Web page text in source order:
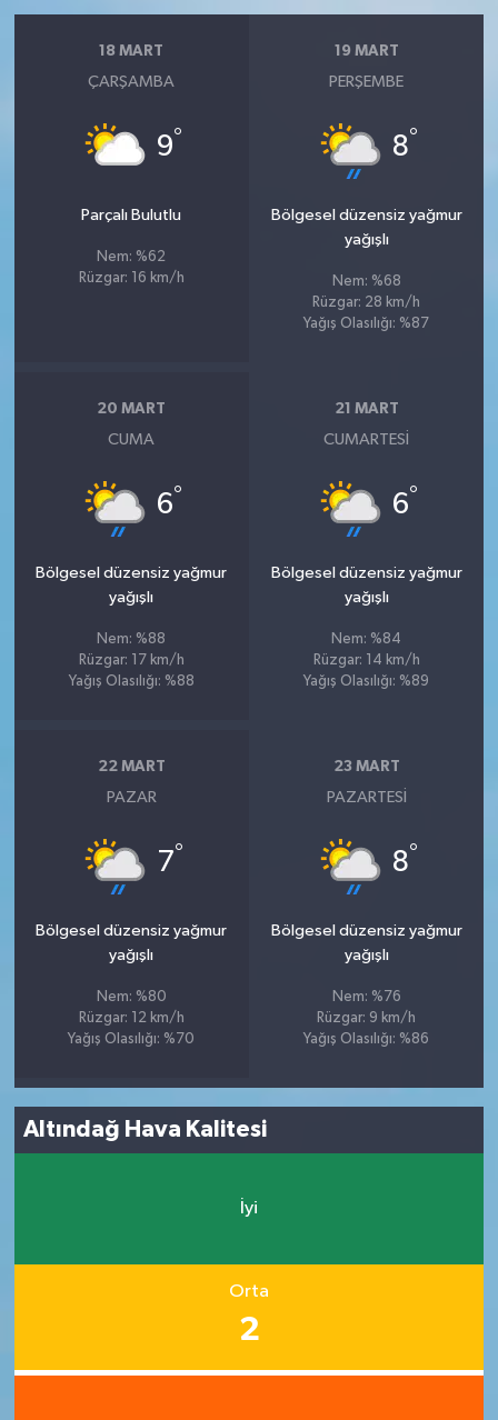
18 MART
ÇARŞAMBA
9°
Parçalı Bulutlu
Nem: %62
Rüzgar: 16 km/h
19 MART
PERŞEMBE
8°
Bölgesel düzensiz yağmur
yağışlı
Nem: %68
Rüzgar: 28 km/h
Yağış Olasılığı: %87
20 MART
CUMA
6°
Bölgesel düzensiz yağmur
yağışlı
Nem: %88
Rüzgar: 17 km/h
Yağış Olasılığı: %88
21 MART
CUMARTESI
6°
Bölgesel düzensiz yağmur
yağışlı
Nem: %84
Rüzgar: 14 km/h
Yağış Olasılığı: %89
22 MART
PAZAR
7°
Bölgesel düzensiz yağmur
yağışlı
Nem: %80
Rüzgar: 12 km/h
Yağış Olasılığı: %70
23 MART
PAZARTESI
8°
Bölgesel düzensiz yağmur
yağışlı
Nem: %76
Rüzgar: 9 km/h
Yağış Olasılığı: %86
Altındağ Hava Kalitesi
İyi
Orta
2